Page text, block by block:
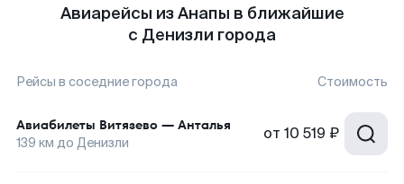
Авиарейсы из Анапы в ближайшие
с Денизли города
Рейсы в соседние города Стоимость
Авиабилеты Витязево — Анталья
139 км до Денизли от 10 519 ₽